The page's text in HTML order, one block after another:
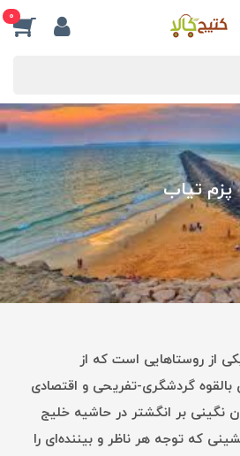
0
پزم تیاب
از روستاهایی است که از
بالقوه گردشگری-تفریحی و اقتصادی
نگینی بر انگشتر در حاشیه خلیج
که توجه هر ناظر و بیننده‌ای را